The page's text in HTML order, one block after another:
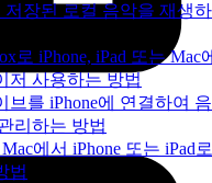
저장된 로컬 음악을 재생
로 iPhone, iPad 또는 Mac
저 사용하는 방법
브를 iPhone에 연결하여
리하는 방법
에서 iPhone 또는 iPad로
법